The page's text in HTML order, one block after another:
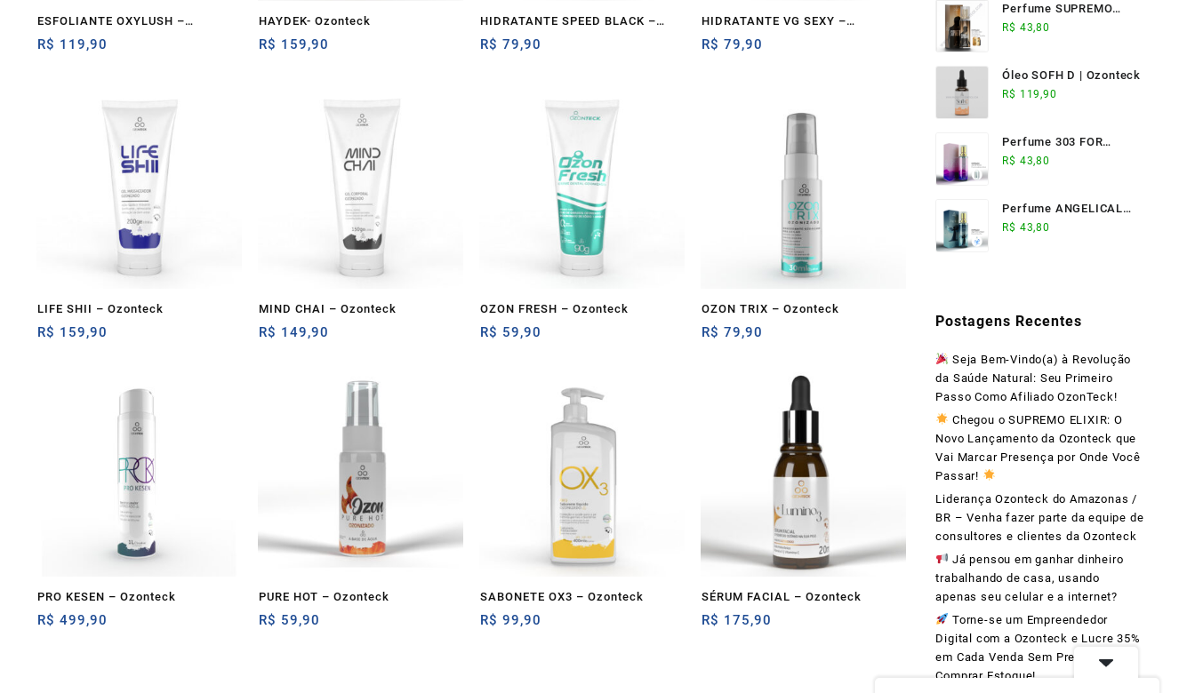
ESFOLIANTE OXYLUSH –
Ozonteck
R$ 119,90
HAYDEK- Ozonteck
R$ 159,90
HIDRATANTE SPEED BLACK –
Ozonteck
R$ 79,90
HIDRATANTE VG SEXY –
Ozonteck
R$ 79,90
LIFE SHII – Ozonteck
R$ 159,90
MIND CHAI – Ozonteck
R$ 149,90
OZON FRESH – Ozonteck
R$ 59,90
OZON TRIX – Ozonteck
R$ 79,90
PRO KESEN – Ozonteck
R$ 499,90
PURE HOT – Ozonteck
R$ 59,90
SABONETE OX3 – Ozonteck
R$ 99,90
SÉRUM FACIAL – Ozonteck
R$ 175,90
Perfume SUPREMO
ELIXIR (17ml) -
R$ 43,80
Óleo SOFH D | Ozonteck
R$ 119,90
Perfume 303 FOR
WOMAN (17ml) -
R$ 43,80
Perfume ANGELICAL
(17ml) - Ozonteck
R$ 43,80
Postagens Recentes
Seja Bem-Vindo(a) à Revolução
da Saúde Natural: Seu Primeiro
Passo Como Afiliado OzonTeck!
Chegou o SUPREMO ELIXIR: O
Novo Lançamento da Ozonteck que
Vai Marcar Presença por Onde Você
Passar!
Liderança Ozonteck do Amazonas /
BR – Venha fazer parte da equipe de
consultores e clientes da Ozonteck
Já pensou em ganhar dinheiro
trabalhando de casa, usando
apenas seu celular e a internet?
Torne-se um Empreendedor
Digital com a Ozonteck e Lucre 35%
em Cada Venda Sem Precisar
Comprar Estoque!